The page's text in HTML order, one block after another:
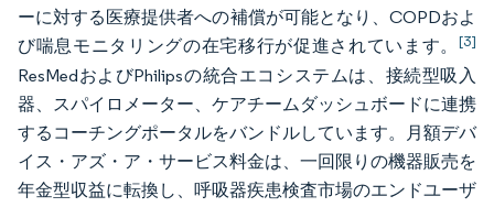
ーに対する医療提供者への補償が可能となり、COPDおよ
び喘息モニタリングの在宅移行が促進されています。 [3]
ResMedおよびPhilipsの統合エコシステムは、接続型吸入
器、スパイロメーター、ケアチームダッシュボードに連携
するコーチングポータルをバンドルしています。月額デバ
イス・アズ・ア・サービス料金は、一回限りの機器販売を
年金型収益に転換し、呼吸器疾患検査市場のエンドユーザ